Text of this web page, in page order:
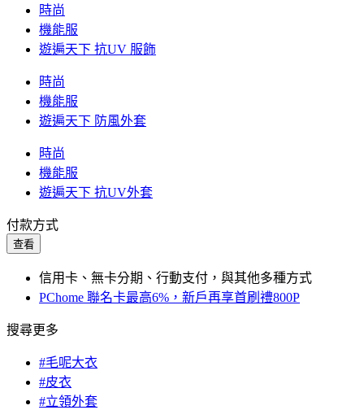
時尚
機能服
遊遍天下 抗UV 服飾
時尚
機能服
遊遍天下 防風外套
時尚
機能服
遊遍天下 抗UV外套
付款方式
查看
信用卡、無卡分期、行動支付，與其他多種方式
PChome 聯名卡最高6%，新戶再享首刷禮800P
搜尋更多
#毛呢大衣
#皮衣
#立領外套